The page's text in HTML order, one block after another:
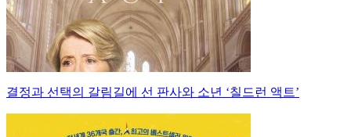
결정과 선택의 갈림길에 선 판사와 소년 ‘칠드런 액트’